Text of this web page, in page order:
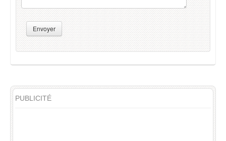
Envoyer
PUBLICITÉ